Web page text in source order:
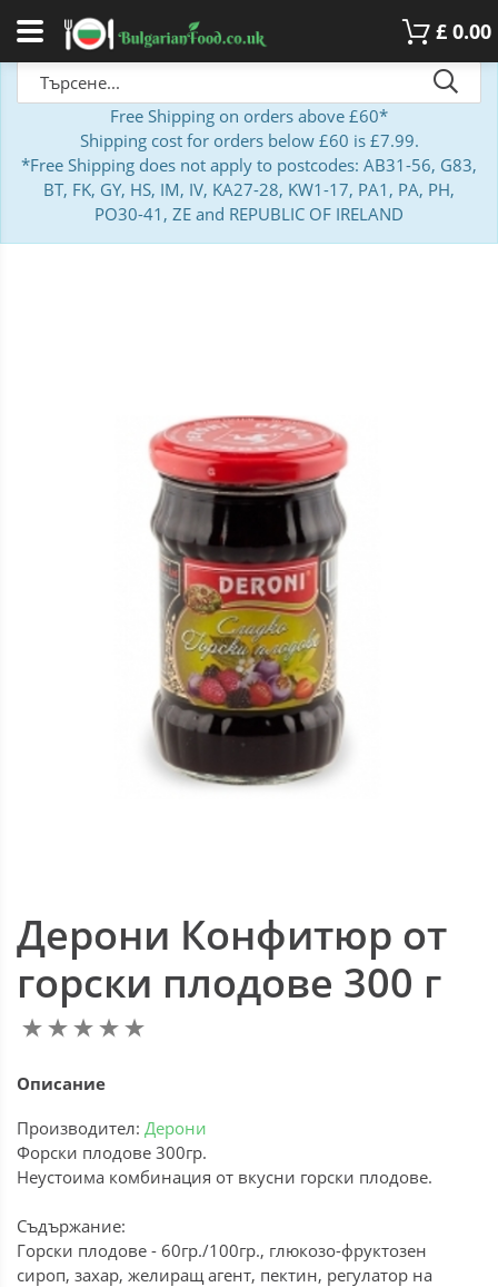
£ 0.00
Free Shipping on orders above £60*
Shipping cost for orders below £60 is £7.99.
*Free Shipping does not apply to postcodes: AB31-56, G83,
BT, FK, GY, HS, IM, IV, KA27-28, KW1-17, PA1, PA, PH,
PO30-41, ZE and REPUBLIC OF IRELAND
Дерони Конфитюр от
горски плодове 300 г
Описание
Производител: Дерони
Форски плодове 300гр.
Неустоима комбинация от вкусни горски плодове.
Съдържание:
Горски плодове - 60гр./100гр., глюкозо-фруктозен
сироп, захар, желиращ агент, пектин, регулатор на